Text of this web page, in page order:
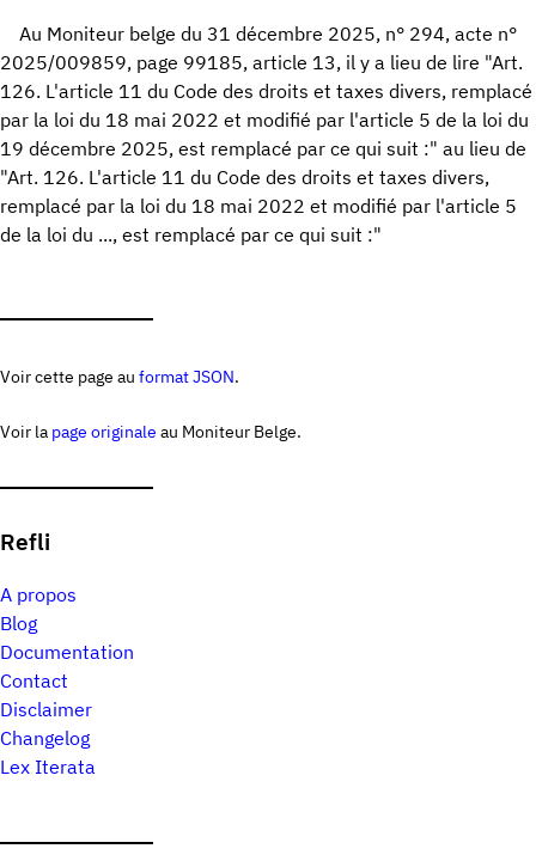
Au Moniteur belge du 31 décembre 2025, n° 294, acte n°
2025/009859, page 99185, article 13, il y a lieu de lire "Art.
126. L'article 11 du Code des droits et taxes divers, remplacé
par la loi du 18 mai 2022 et modifié par l'article 5 de la loi du
19 décembre 2025, est remplacé par ce qui suit :" au lieu de
"Art. 126. L'article 11 du Code des droits et taxes divers,
remplacé par la loi du 18 mai 2022 et modifié par l'article 5
de la loi du ..., est remplacé par ce qui suit :"
Voir cette page au format JSON.
Voir la page originale au Moniteur Belge.
Refli
A propos
Blog
Documentation
Contact
Disclaimer
Changelog
Lex Iterata